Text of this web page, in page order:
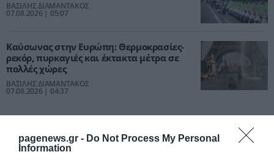
pagenews.gr - Do Not Process My Personal
Information
ΒΑΣΙΛΗΣ ΔΙΑΜΑΝΤΑΚΟΣ
07.08.2026 | 05:07
Καύσωνας στην Ευρώπη: Θερμοκρασίες-
ρεκόρ, πυρκαγιές και έκτακτα μέτρα σε
πολλές χώρες
ΒΑΣΙΛΗΣ ΔΙΑΜΑΝΤΑΚΟΣ
07.08.2026 | 04:37
PODCASTS